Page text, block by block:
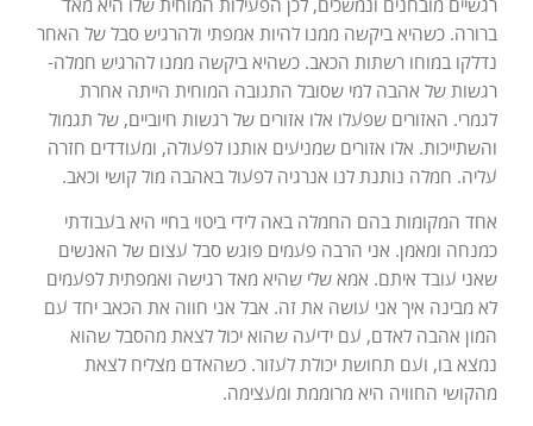
רגשיים מובחנים ונמשכים, לכן הפעילות המוחית שלו היא מאד
ברורה. כשהיא ביקשה ממנו להיות אמפתי ולהרגיש סבל של האחר
נדלקו במוחו רשתות הכאב. כשהיא ביקשה ממנו להרגיש חמלה-
רגשות של אהבה למי שסובל התגובה המוחית הייתה אחרת
לגמרי. האזורים שפעלו אלו אזורים של רגשות חיוביים, של תגמול
והשתייכות. אלו אזורים שמניעים אותנו לפעולה, ומעודדים חזרה
עליה. חמלה נותנת לנו אנרגיה לפעול באהבה מול קושי וכאב.
אחד המקומות בהם החמלה באה לידי ביטוי בחיי היא בעבודתי
כמנחה ומאמן. אני הרבה פעמים פוגש סבל עצום של האנשים
שאני עובד איתם. אמא שלי שהיא מאד רגישה ואמפתית לפעמים
לא מבינה איך אני עושה את זה. אבל אני חווה את הכאב יחד עם
המון אהבה לאדם, עם ידיעה שהוא יכול לצאת מהסבל שהוא
נמצא בו, ועם תחושת יכולת לעזור. כשהאדם מצליח לצאת
מהקושי החוויה היא מרוממת ומעצימה.